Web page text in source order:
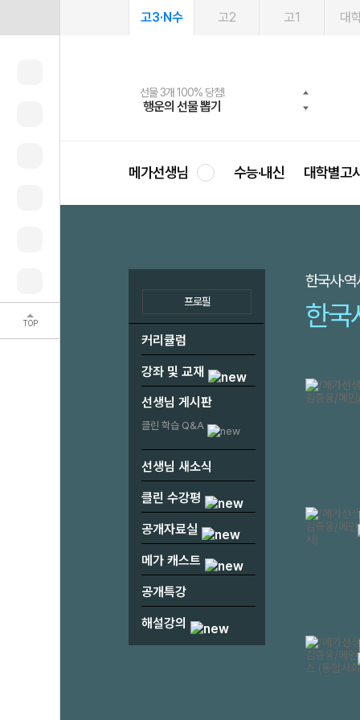
TOP
고3·N수 고2 고1 대
선물 3개 100% 당첨!
행운의 선물 뽑기
선물 100% 증정!
메가스터디 X 올리브
2027 러셀 단과
강사 공개선발
스마트러닝앱
설문 EVENT
메가패스
3일 무료 체험권
메가패스 수강생 무료혜택!
메가클럽 멤버십
사회공헌 캠페인
희망이룸 메가나눔
메가선생님 수능·내신 대학별고
커리큘럼
강좌 및 교재
선생님 게시판
클린 학습 Q&A
선생님 새소식
클린 수강평
공개자료실
메가 캐스트
공개특강
해설강의
한국사·
한국
1
2
프로필